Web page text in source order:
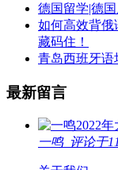
德国留学|德
如何高效背俄
藏码住！
青岛西班牙语
最新留言
2022
一鸣 评论于